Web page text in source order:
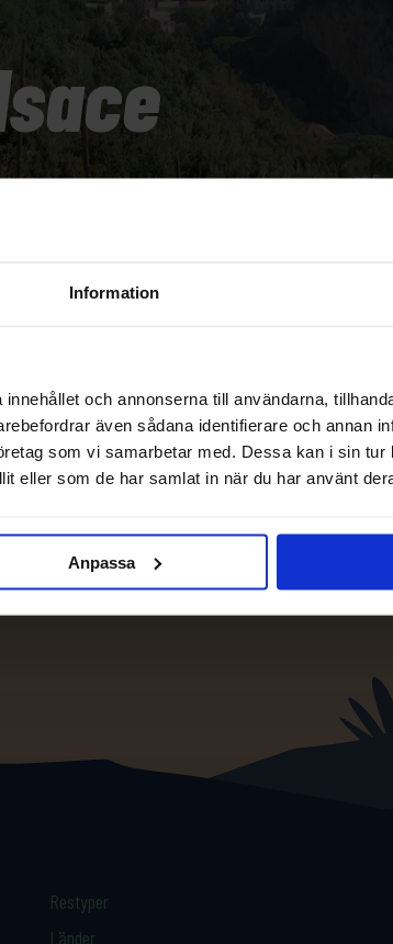
Information
och annonserna till användarna,
även sådana identifierare och annan
som vi samarbetar med. Dessa kan i sin tur
eller som de har samlat in när du har använt
Anpassa
Restyper
Länder